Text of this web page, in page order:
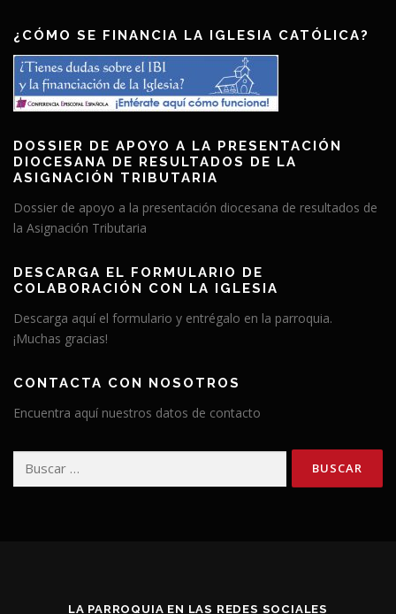
¿CÓMO SE FINANCIA LA IGLESIA CATÓLICA?
DOSSIER DE APOYO A LA PRESENTACIÓN
DIOCESANA DE RESULTADOS DE LA
ASIGNACIÓN TRIBUTARIA
Dossier de apoyo a la presentación diocesana de resultados de
la Asignación Tributaria
DESCARGA EL FORMULARIO DE
COLABORACIÓN CON LA IGLESIA
Descarga aquí el formulario y entrégalo en la parroquia.
¡Muchas gracias!
CONTACTA CON NOSOTROS
Encuentra aquí nuestros datos de contacto
LA PARROQUIA EN LAS REDES SOCIALES